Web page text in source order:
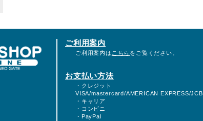
ご利用案内
ご利用案内は こちら をご覧ください。
お支払い方法
・クレジット
VISA/mastercard/AMERICAN EXPRESS/JCB
・キャリア
・コンビニ
・PayPal